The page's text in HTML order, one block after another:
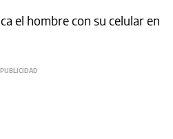
el hombre con su celular en